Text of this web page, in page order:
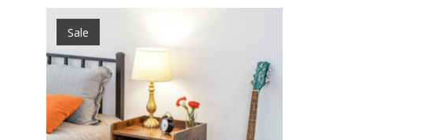
Sale